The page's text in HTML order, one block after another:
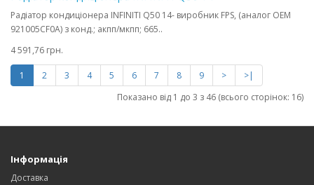
Радіатор кондиціонера INFINITI Q50 14- виробник FPS, (аналог OEM
921005CF0A) з конд.; акпп/мкпп; 665..
4 591,76 грн.
1 2 3 4 5 6 7 8 9 >
>|
Показано від 1 до 3 з 46 (всього сторінок: 16)
Інформація
Доставка